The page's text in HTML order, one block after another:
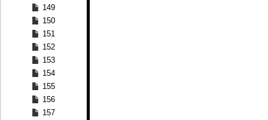
149
150
151
152
153
154
155
156
157